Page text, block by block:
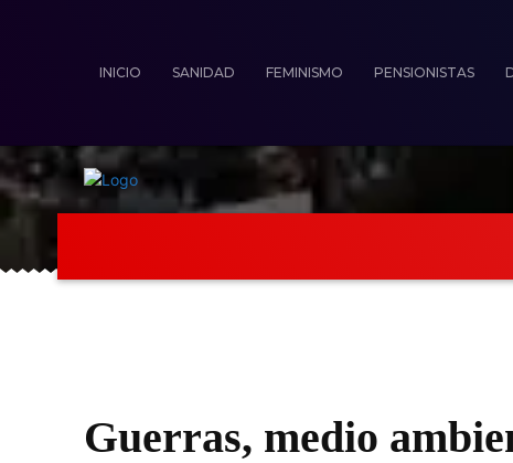
INICIO SANIDAD FEMINISMO PENSIONISTAS
Guerras, medio